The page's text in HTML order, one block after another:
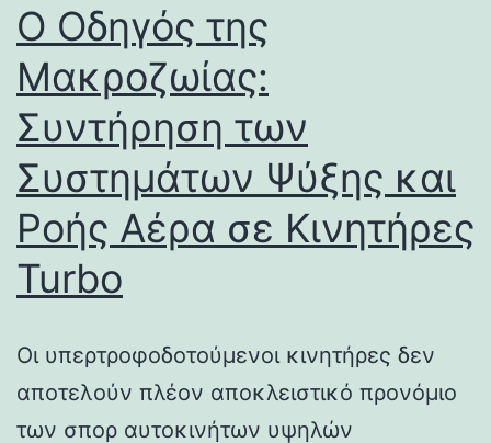
Ο Οδηγός της
Μακροζωίας:
Συντήρηση των
Συστημάτων Ψύξης και
Ροής Αέρα σε Κινητήρες
Turbo
Οι υπερτροφοδοτούμενοι κινητήρες δεν
αποτελούν πλέον αποκλειστικό προνόμιο
των σπορ αυτοκινήτων υψηλών